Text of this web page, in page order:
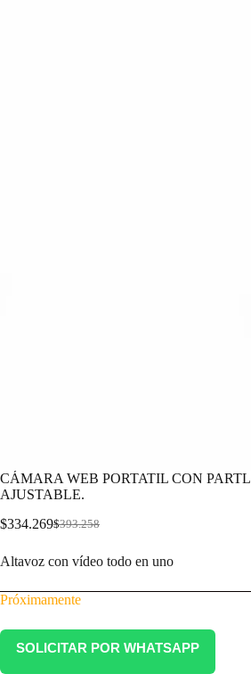
CÁMARA WEB PORTATIL CON
AJUSTABLE.
$393.258
$334.269
Altavoz con vídeo todo en uno
Próximamente
SOLICITAR POR WHATSAPP